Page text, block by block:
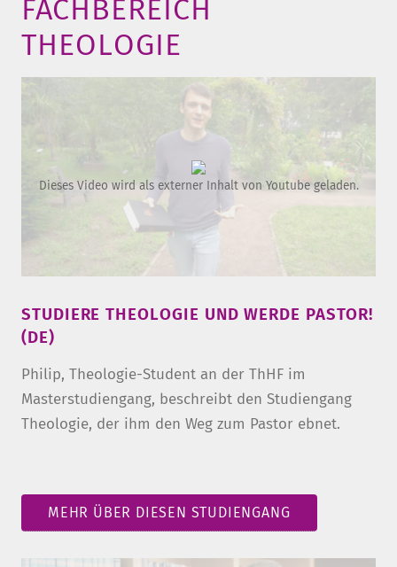
FACHBEREICH
THEOLOGIE
Dieses Video wird als externer Inhalt von Youtube geladen.
STUDIERE THEOLOGIE UND WERDE PASTOR!
(DE)
Philip, Theologie-Student an der ThHF im
Masterstudiengang, beschreibt den Studiengang
Theologie, der ihm den Weg zum Pastor ebnet.
MEHR ÜBER DIESEN STUDIENGANG